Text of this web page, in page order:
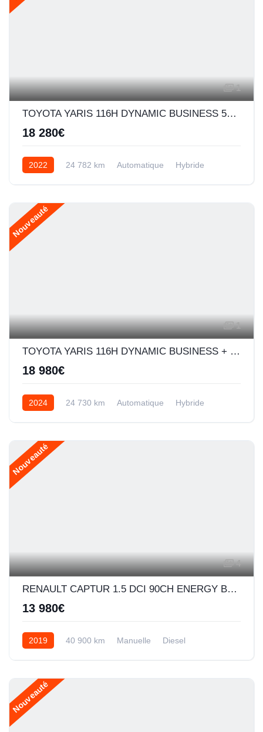
1
TOYOTA YARIS 116H DYNAMIC BUSINESS 5P + PROGRAMME BEYOND ZERO ACADEMY MY21
18 280€
2022 24 782 km Automatique Hybride
Nouveauté
1
TOYOTA YARIS 116H DYNAMIC BUSINESS + PROGRAMME BEYOND ZERO ACADEMY 5P MC24
18 980€
2024 24 730 km Automatique Hybride
Nouveauté
4
RENAULT CAPTUR 1.5 DCI 90CH ENERGY BUSINESS EURO6C
13 980€
2019 40 900 km Manuelle Diesel
Nouveauté